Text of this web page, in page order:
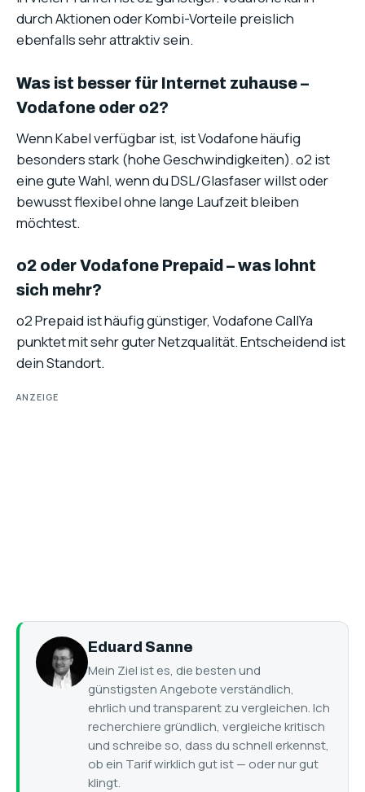
durch Aktionen oder Kombi-Vorteile preislich
ebenfalls sehr attraktiv sein.
Was ist besser für Internet zuhause –
Vodafone oder o2?
Wenn Kabel verfügbar ist, ist Vodafone häufig
besonders stark (hohe Geschwindigkeiten). o2 ist
eine gute Wahl, wenn du DSL/Glasfaser willst oder
bewusst flexibel ohne lange Laufzeit bleiben
möchtest.
o2 oder Vodafone Prepaid – was lohnt
sich mehr?
o2 Prepaid ist häufig günstiger, Vodafone CallYa
punktet mit sehr guter Netzqualität. Entscheidend ist
dein Standort.
ANZEIGE
Eduard Sanne
Mein Ziel ist es, die besten und
günstigsten Angebote verständlich,
ehrlich und transparent zu vergleichen. Ich
recherchiere gründlich, vergleiche kritisch
und schreibe so, dass du schnell erkennst,
ob ein Tarif wirklich gut ist — oder nur gut
klingt.